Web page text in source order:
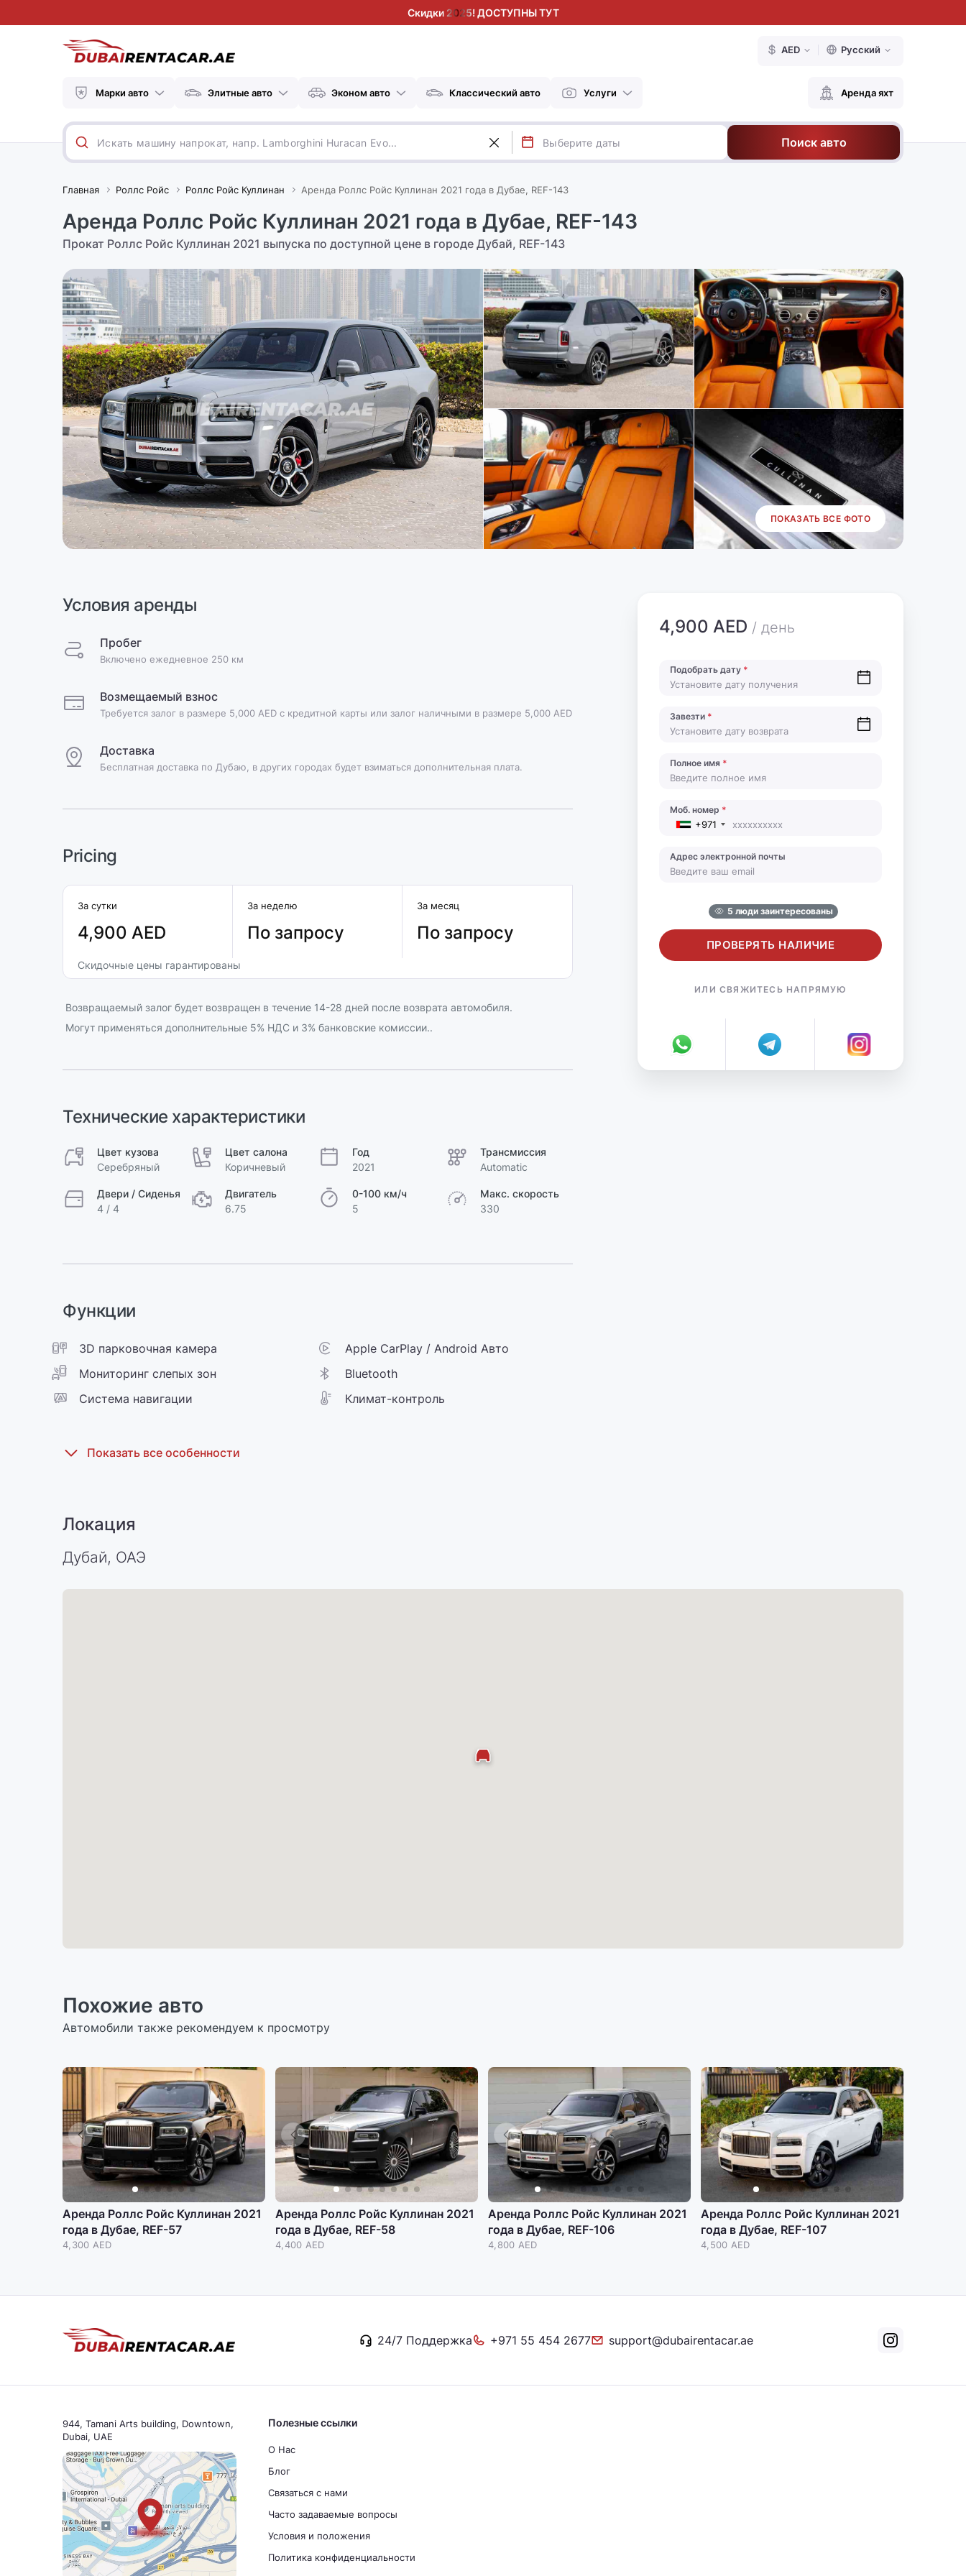
Скидки 2025! ДОСТУПНЫ ТУТ
AED Русский
Марки авто Элитные авто Эконом авто Классический авто Услуги Аренда яхт
Поиск авто
Главная Роллс Ройс Роллс Ройс Куллинан Аренда Роллс Ройс Куллинан 2021 года в Дубае, REF-143
Аренда Роллс Ройс Куллинан 2021 года в Дубае, REF-143
Прокат Роллс Ройс Куллинан 2021 выпуска по доступной цене в городе Дубай, REF-143
ПОКАЗАТЬ ВСЕ ФОТО
Условия аренды
Пробег
Включено ежедневное 250 км
Возмещаемый взнос
Требуется залог в размере 5,000 AED с кредитной карты или залог наличными в размере 5,000 AED
Доставка
Бесплатная доставка по Дубаю, в других городах будет взиматься дополнительная плата.
Pricing
За сутки
4,900 AED
За неделю
По запросу
За месяц
По запросу
Скидочные цены гарантированы
Возвращаемый залог будет возвращен в течение 14-28 дней после возврата автомобиля.
Могут применяться дополнительные 5% НДС и 3% банковские комиссии..
Технические характеристики
Цвет кузова
Серебряный
Цвет салона
Коричневый
Год
2021
Трансмиссия
Automatic
Двери / Сиденья
4 / 4
Двигатель
6.75
0-100 км/ч
5
Макс. скорость
330
Функции
3D парковочная камера
Apple CarPlay / Android Авто
Мониторинг слепых зон
Bluetooth
Cистема навигации
Климат-контроль
4,900 AED / день
Подобрать дату *
Завезти *
Полное имя *
Моб. номер *
+971
Адрес электронной почты
5 люди заинтересованы
ПРОВЕРЯТЬ НАЛИЧИЕ
ИЛИ СВЯЖИТЕСЬ НАПРЯМУЮ
Локация
Дубай, ОАЭ
Похожие авто
Автомобили также рекомендуем к просмотру
Аренда Роллс Ройс Куллинан 2021
года в Дубае, REF-57
4,300 AED
Аренда Роллс Ройс Куллинан 2021
года в Дубае, REF-58
4,400 AED
Аренда Роллс Ройс Куллинан 2021
года в Дубае, REF-106
4,800 AED
Аренда Роллс Ройс Куллинан 2021
года в Дубае, REF-107
4,500 AED
24/7 Поддержка +971 55 454 2677 support@dubairentacar.ae
944, Tamani Arts building, Downtown,
Dubai, UAE
Полезные ссылки
О Нас
Блог
Связаться с нами
Часто задаваемые вопросы
Условия и положения
Политика конфиденциальности